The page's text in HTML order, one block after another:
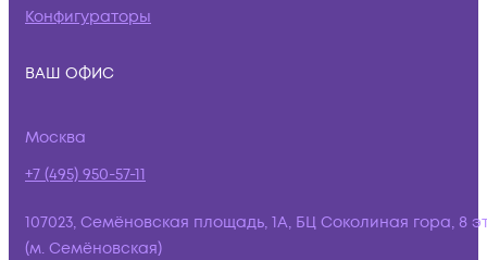
Конфигураторы
ВАШ ОФИС
Москва
+7 (495) 950-57-11
107023, Семёновская площадь, 1А, БЦ Соколиная гора, 8
(м. Семёновская)